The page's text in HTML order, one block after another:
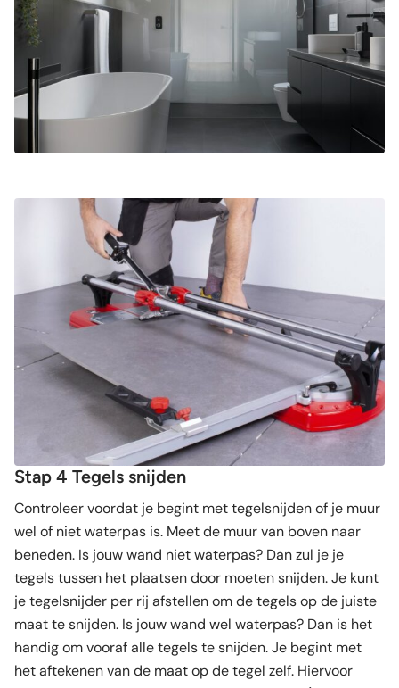
Stap 4 Tegels snijden
Controleer voordat je begint met tegelsnijden of je muur
wel of niet waterpas is. Meet de muur van boven naar
beneden. Is jouw wand niet waterpas? Dan zul je je
tegels tussen het plaatsen door moeten snijden. Je kunt
je tegelsnijder per rij afstellen om de tegels op de juiste
maat te snijden. Is jouw wand wel waterpas? Dan is het
handig om vooraf alle tegels te snijden. Je begint met
het aftekenen van de maat op de tegel zelf. Hiervoor